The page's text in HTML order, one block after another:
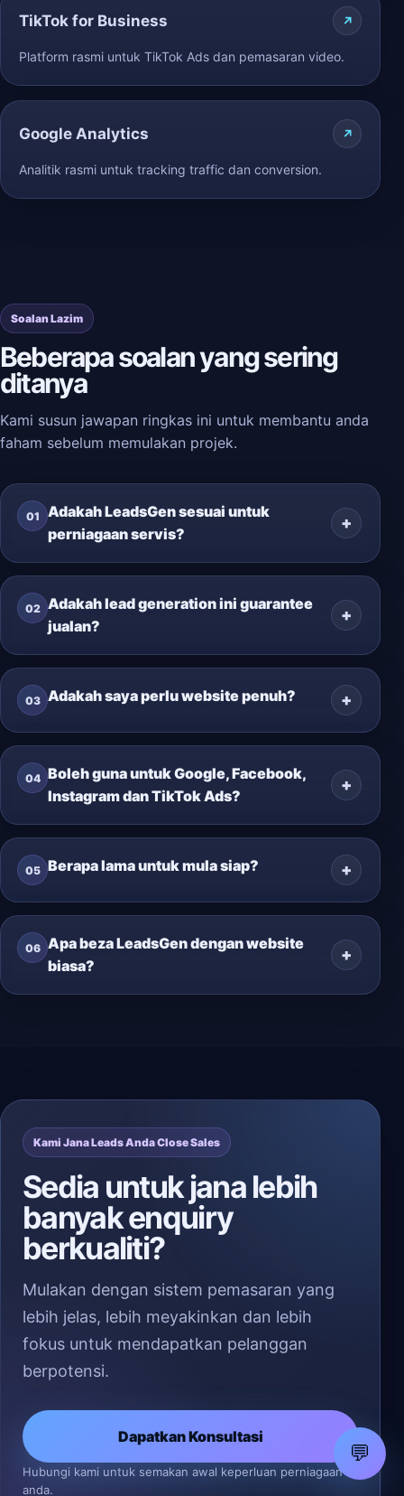
TikTok for Business
Platform rasmi untuk TikTok Ads dan pemasaran video.
Google Analytics
Analitik rasmi untuk tracking traffic dan conversion.
Soalan Lazim
Beberapa soalan yang sering
ditanya
Kami susun jawapan ringkas ini untuk membantu anda
faham sebelum memulakan projek.
01
Adakah LeadsGen sesuai untuk
perniagaan servis?
02 Adakah lead generation ini guarantee
jualan?
03 Adakah saya perlu website penuh?
04 Boleh guna untuk Google, Facebook,
Instagram dan TikTok Ads?
05 Berapa lama untuk mula siap?
06 Apa beza LeadsGen dengan website
biasa?
Kami Jana Leads Anda Close Sales
Sedia untuk jana lebih
banyak enquiry
berkualiti?
Mulakan dengan sistem pemasaran yang
lebih jelas, lebih meyakinkan dan lebih
fokus untuk mendapatkan pelanggan
berpotensi.
Dapatkan Konsultasi
Hubungi kami untuk semakan awal keperluan perniagaan
anda.
💬